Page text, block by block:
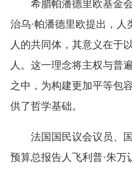
希腊帕潘德里欧基金会
治乌·帕潘德里欧提出，人
人的共同体，其意义在于
人。这一理念将主权与普
之中，为构建更加平等包
供了哲学基础。
法国国民议会议员、国
预算总报告人飞利普·朱万